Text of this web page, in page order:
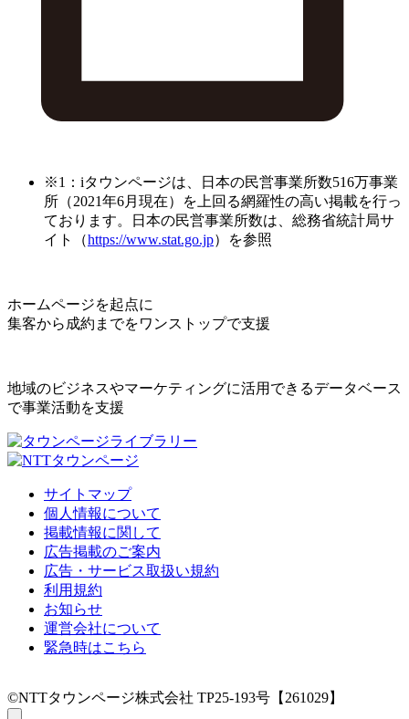
※1：iタウンページは、日本の民営事業所数516万事業
所（2021年6月現在）を上回る網羅性の高い掲載を行っ
ております。日本の民営事業所数は、総務省統計局サ
イト（https://www.stat.go.jp）を参照
ホームページを起点に
集客から成約までをワンストップで支援
地域のビジネスやマーケティングに活用できるデータベース
で事業活動を支援
サイトマップ
個人情報について
掲載情報に関して
広告掲載のご案内
広告・サービス取扱い規約
利用規約
お知らせ
運営会社について
緊急時はこちら
©NTTタウンページ株式会社 TP25-193号【261029】